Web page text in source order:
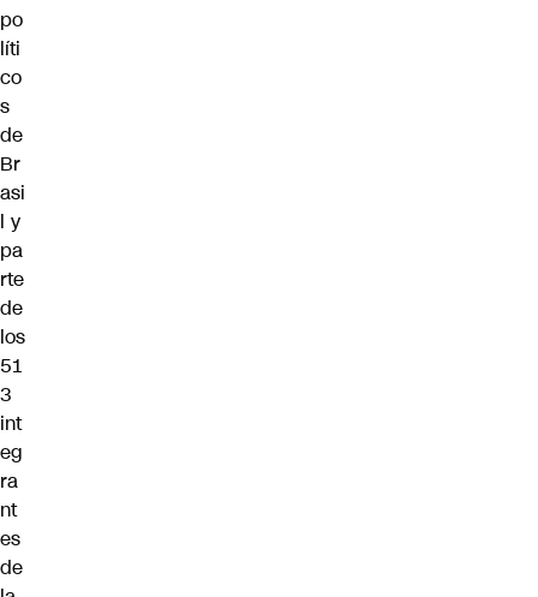
po
líti
co
s
de
Br
asi
l y
pa
rte
de
los
51
3
int
eg
ra
nt
es
de